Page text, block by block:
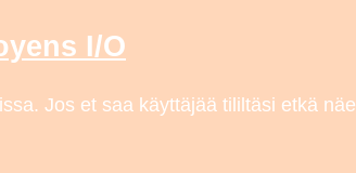
I/O
Jos et saa käyttäjää tililtäsi etkä näe